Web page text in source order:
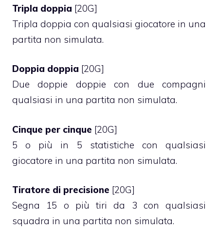
Tripla doppia [20G]
Tripla doppia con qualsiasi giocatore in una
partita non simulata.
Doppia doppia [20G]
Due doppie doppie con due compagni
qualsiasi in una partita non simulata.
Cinque per cinque [20G]
5 o più in 5 statistiche con qualsiasi
giocatore in una partita non simulata.
Tiratore di precisione [20G]
Segna 15 o più tiri da 3 con qualsiasi
squadra in una partita non simulata.